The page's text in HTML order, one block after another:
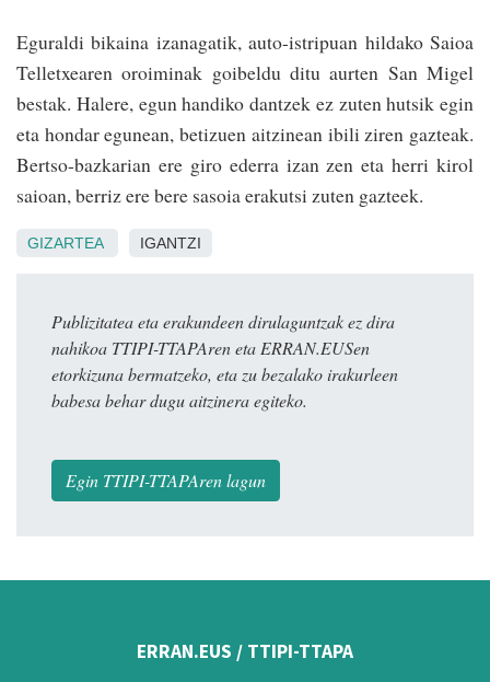
Eguraldi bikaina izanagatik, auto-istripuan hildako Saioa
Telletxearen oroiminak goibeldu ditu aurten San Migel
bestak. Halere, egun handiko dantzek ez zuten hutsik egin
eta hondar egunean, betizuen aitzinean ibili ziren gazteak.
Bertso-bazkarian ere giro ederra izan zen eta herri kirol
saioan, berriz ere bere sasoia erakutsi zuten gazteek.
GIZARTEA IGANTZI
Publizitatea eta erakundeen dirulaguntzak ez dira
nahikoa TTIPI-TTAPAren eta ERRAN.EUSen
etorkizuna bermatzeko, eta zu bezalako irakurleen
babesa behar dugu aitzinera egiteko.
Egin TTIPI-TTAPAren lagun
ERRAN.EUS / TTIPI-TTAPA